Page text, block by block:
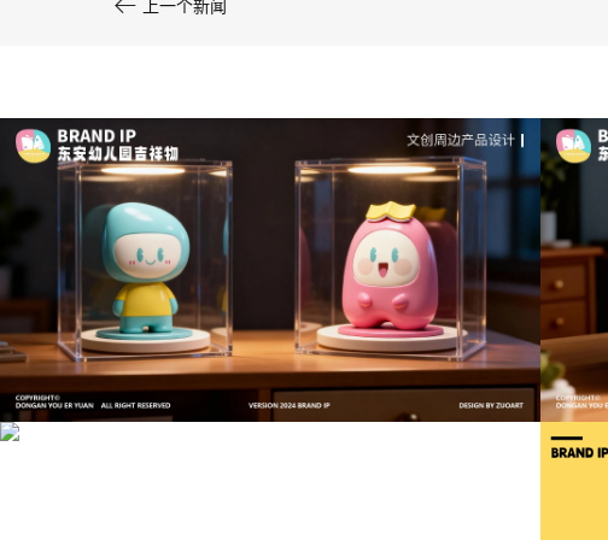
 上一个新闻
文创产品设计的成本控制——实战技巧 | IP设计公
司-佐案设计